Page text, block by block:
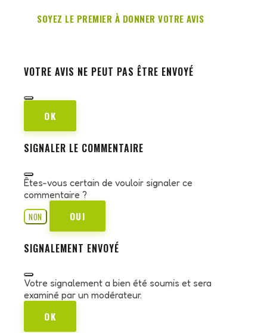
SOYEZ LE PREMIER À DONNER VOTRE AVIS
VOTRE AVIS NE PEUT PAS ÊTRE ENVOYÉ
OK
SIGNALER LE COMMENTAIRE
Êtes-vous certain de vouloir signaler ce
commentaire ?
NON
OUI
SIGNALEMENT ENVOYÉ
Votre signalement a bien été soumis et sera
examiné par un modérateur.
OK